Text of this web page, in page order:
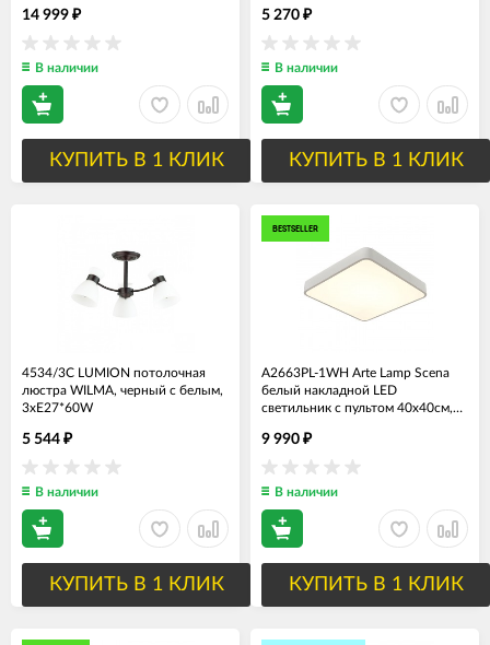
14 999 ₽
В наличии
КУПИТЬ В 1 КЛИК
5 270 ₽
В наличии
КУПИТЬ В 1 КЛИК
4534/3C LUMION потолочная
люстра WILMA, черный с белым,
3хЕ27*60W
5 544 ₽
В наличии
КУПИТЬ В 1 КЛИК
BESTSELLER
A2663PL-1WH Arte Lamp Scena
белый накладной LED
светильник с пультом 40х40см,
9 990 ₽
В наличии
КУПИТЬ В 1 КЛИК